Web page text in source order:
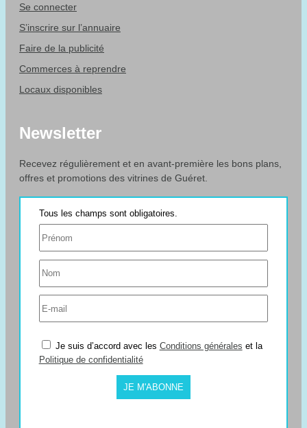
Se connecter
S’inscrire sur l’annuaire
Faire de la publicité
Commerces à reprendre
Locaux disponibles
Newsletter
Recevez régulièrement et en avant-première les bons plans,
offres et promotions des vitrines de Guéret.
Je suis d’accord avec les Conditions générales et la
Politique de confidentialité
JE M'ABONNE